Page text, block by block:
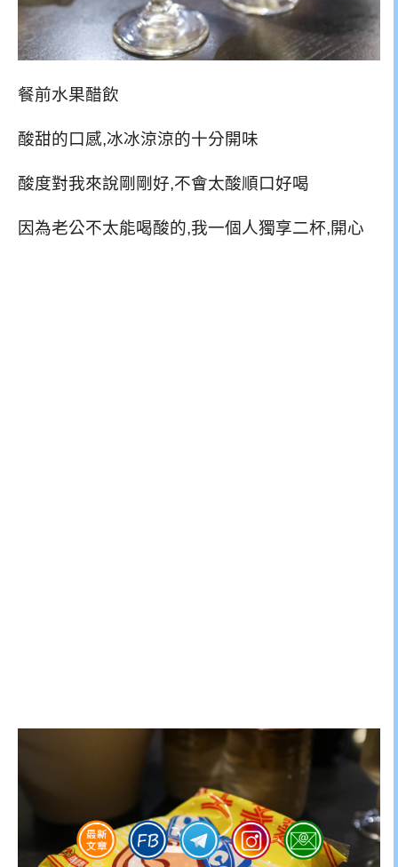
餐前水果醋飲
酸甜的口感,冰冰涼涼的十分開味
酸度對我來說剛剛好,不會太酸順口好喝
因為老公不太能喝酸的,我一個人獨享二杯,開心